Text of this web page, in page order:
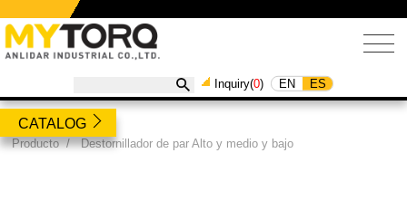
Inquiry(0) EN ES
CATALOG
Producto/Destornillador de par Alto y medio y bajo